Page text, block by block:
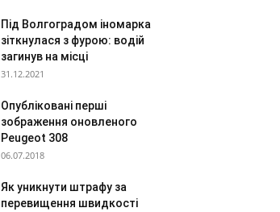
Під Волгоградом іномарка
зіткнулася з фурою: водій
загинув на місці
31.12.2021
Опубліковані перші
зображення оновленого
Peugeot 308
06.07.2018
Як уникнути штрафу за
перевищення швидкості